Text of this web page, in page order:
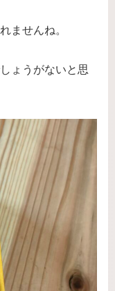
ませんね。
ょうがないと思